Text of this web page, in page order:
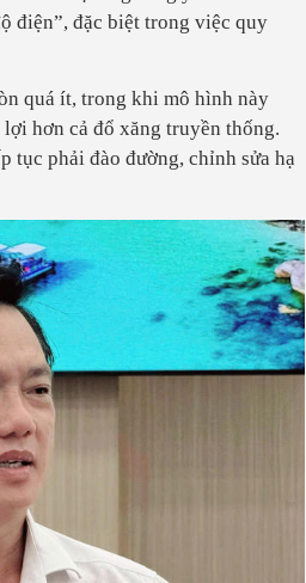
điện”, đặc biệt trong việc quy
quá ít, trong khi mô hình này
hơn cả đổ xăng truyền thống.
tục phải đào đường, chỉnh sửa hạ